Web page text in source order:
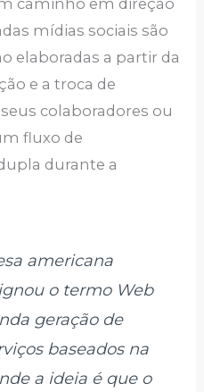
mídias sociais são
elaboradas a partir da
e a troca de
colaboradores ou
fluxo de
durante a
americana
o termo Web
geração de
baseados na
a ideia é que o